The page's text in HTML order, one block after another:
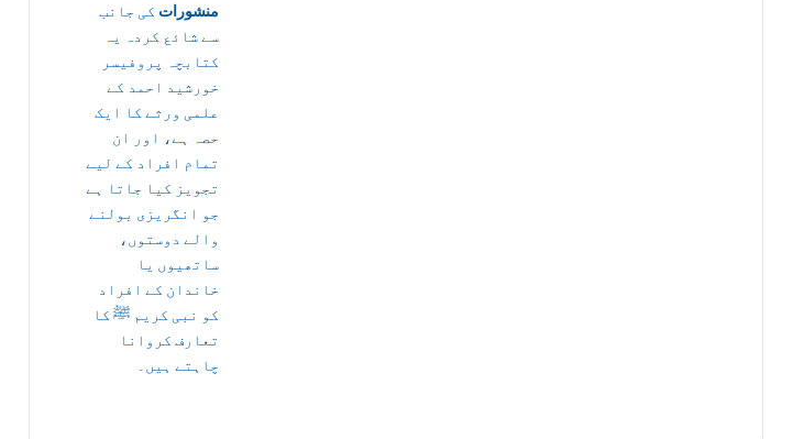
منشورات کی جانب
سے شائع کردہ یہ
کتابچہ پروفیسر
خورشید احمد کے
علمی ورثے کا ایک
حصہ ہے، اور ان
تمام افراد کے لیے
تجویز کیا جاتا ہے
جو انگریزی بولنے
والے دوستوں،
ساتھیوں یا
خاندان کے افراد
کو نبی کریم ﷺ کا
تعارف کروانا
چاہتے ہیں۔